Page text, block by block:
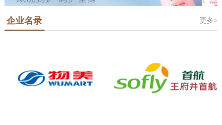
企业名录 更多>